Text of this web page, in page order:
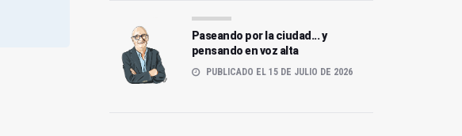
Paseando por la ciudad... y
pensando en voz alta
PUBLICADO EL 15 DE JULIO DE 2026